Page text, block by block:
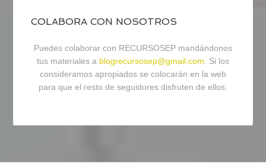
COLABORA CON NOSOTROS
Puedes colaborar con RECURSOSEP mandándonos
tus materiales a blogrecursosep@gmail.com . Si los
consideramos apropiados se colocarán en la web
para que el resto de seguidores disfruten de ellos.